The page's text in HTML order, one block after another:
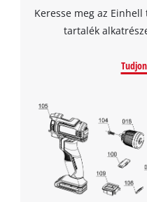
to the
Keresse meg az
tartalék